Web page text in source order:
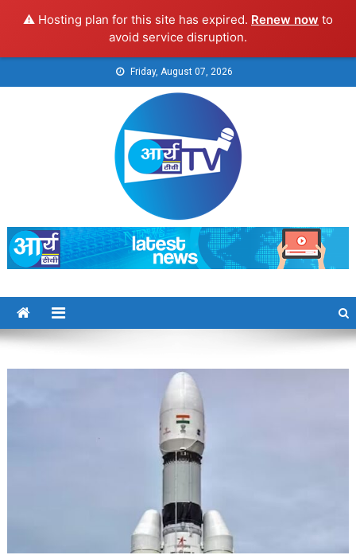
⚠️ Hosting plan for this site has expired. Renew now to
avoid service disruption.
to
Friday, August 07, 2026
Arya TV